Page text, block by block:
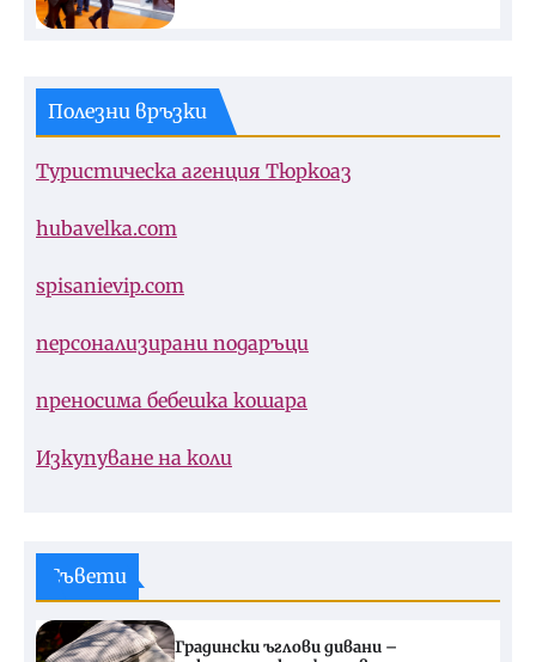
Полезни връзки
Туристическа агенция Тюркоаз
hubavelka.com
spisanievip.com
персонализирани подаръци
преносима бебешка кошара
Изкупуване на коли
Съвети
Градински ъглови дивани –